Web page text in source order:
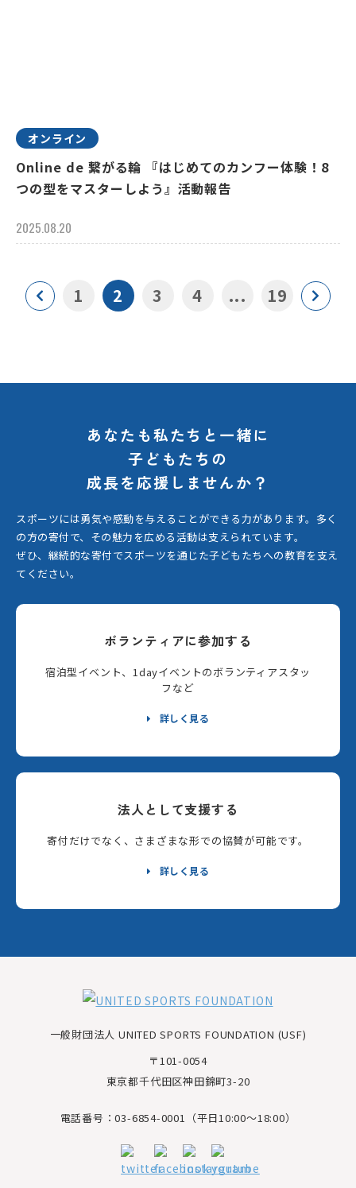
オンライン
Online de 繋がる輪 『はじめてのカンフー体験！8
つの型をマスターしよう』活動報告
2025.08.20
1 2 3 4 ... 19
あなたも私たちと一緒に
子どもたちの
成長を応援しませんか？
スポーツには勇気や感動を与えることができる力があります。 多く
の方の寄付で、その魅力を広める活動は支えられています。
ぜひ、継続的な寄付でスポーツを通じた子どもたちへの教育を支え
てください。
ボランティアに参加する
宿泊型イベント、1dayイベントのボランティアスタッ
フなど
詳しく見る
法人として支援する
寄付だけでなく、さまざまな形での協賛が可能です。
詳しく見る
一般財団法人 UNITED SPORTS FOUNDATION (USF)
〒101-0054
東京都千代田区神田錦町3-20
電話番号：03-6854-0001（平日10:00～18:00）